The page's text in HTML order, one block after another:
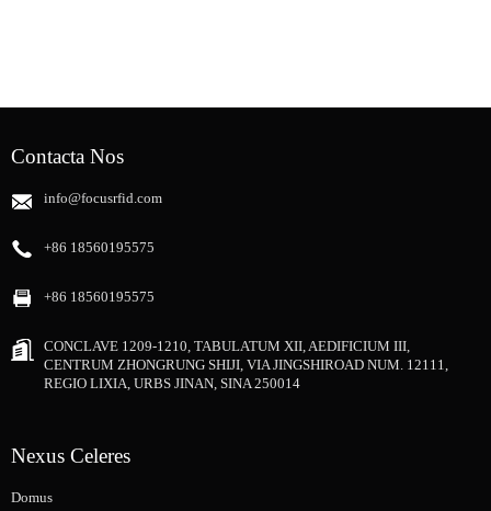
Contacta Nos
info@focusrfid.com
+86 18560195575
+86 18560195575
CONCLAVE 1209-1210, TABULATUM XII, AEDIFICIUM III,
CENTRUM ZHONGRUNG SHIJI, VIA JINGSHIROAD NUM. 12111,
REGIO LIXIA, URBS JINAN, SINA 250014
Nexus Celeres
Domus